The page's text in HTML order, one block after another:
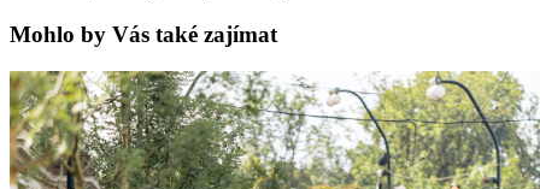
Mohlo by Vás také zajímat